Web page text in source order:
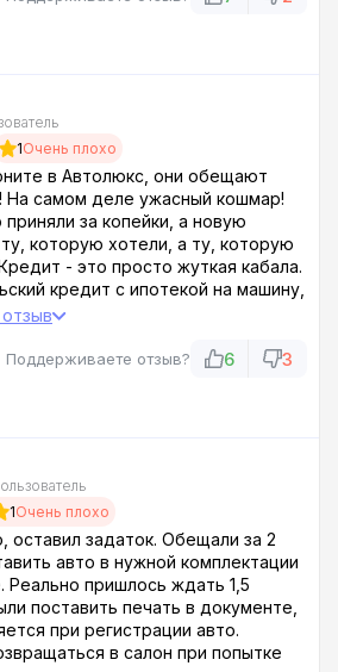
1Очень плохо
в Автолюкс, они обещают
На самом деле ужасный кошмар!
за копейки, а новую
которую хотели, а ту, которую
- это просто жуткая кабала.
кредит с ипотекой на машину,
26%. Все как под гипнозом!
пишут обманутые покупатели, не
Поддерживаете отзыв? 6 3
1Очень плохо
оставил задаток. Обещали за 2
авто в нужной комплектации
Реально пришлось ждать 1,5
поставить печать в документе,
при регистрации авто.
в салон при попытке